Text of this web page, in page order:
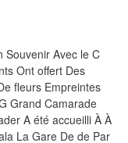
Souvenir Avec le C
Ont offert Des
fleurs Empreintes
Grand Camarade
A été accueilli À À
La Gare De de Par